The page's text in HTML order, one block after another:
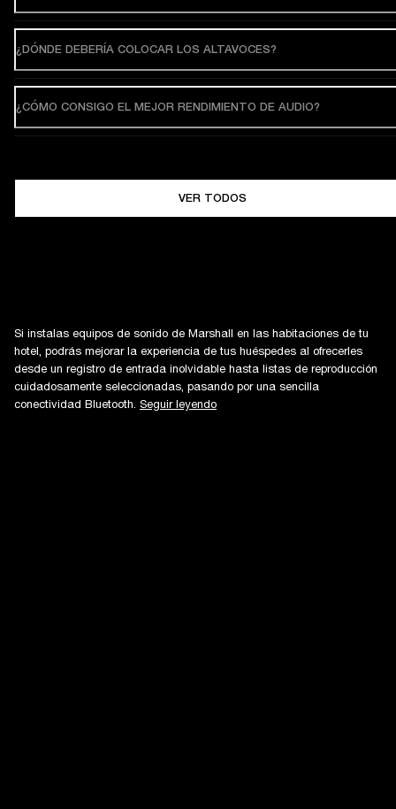
¿DÓNDE DEBERÍA COLOCAR LOS ALTAVOCES?
¿CÓMO CONSIGO EL MEJOR RENDIMIENTO DE AUDIO?
VER TODOS
Si instalas equipos de sonido de Marshall en las habitaciones de tu
hotel, podrás mejorar la experiencia de tus huéspedes al ofrecerles
desde un registro de entrada inolvidable hasta listas de reproducción
cuidadosamente seleccionadas, pasando por una sencilla
conectividad Bluetooth. Seguir leyendo